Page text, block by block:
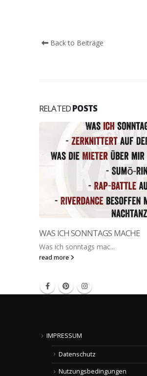
Back to Beiträge
RELATEDPOSTS
WAS ICH SONNTAGS MACHE
Was ich sonntags mac...
read more
IMPRESSUM
Datenschutz
Nutzungsbedingungen